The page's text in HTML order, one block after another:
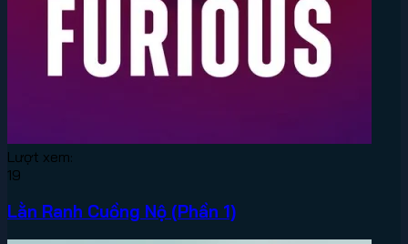
Lượt xem:
19
Lằn Ranh Cuồng Nộ (Phần 1)